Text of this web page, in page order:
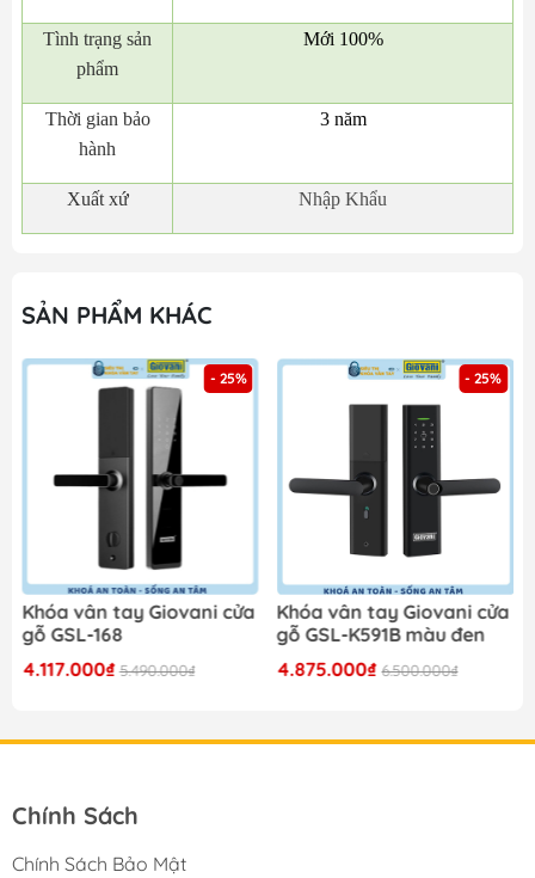
Tình trạng sản
phẩm
Mới 100%
Thời gian bảo
hành
3 năm
Xuất xứ Nhập Khẩu
SẢN PHẨM KHÁC
- 25%
Khóa vân tay Giovani cửa
gỗ GSL-168
4.117.000₫ 5.490.000₫
- 25%
Khóa vân tay Giovani cửa
gỗ GSL-K591B màu đen
4.875.000₫ 6.500.000₫
Chính Sách
Chính Sách Bảo Mật